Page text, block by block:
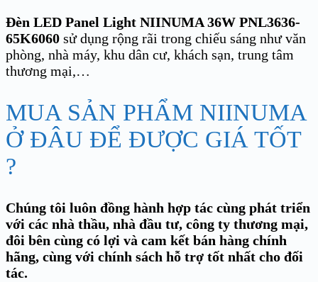
Đèn LED Panel Light NIINUMA 36W PNL3636-
65K6060 sử dụng rộng rãi trong chiếu sáng như văn
phòng, nhà máy, khu dân cư, khách sạn, trung tâm
thương mại,…
MUA SẢN PHẨM NIINUMA
Ở ĐÂU ĐỂ ĐƯỢC GIÁ TỐT
?
Chúng tôi luôn đồng hành hợp tác cùng phát triển
với các nhà thầu, nhà đầu tư, công ty thương mại,
đôi bên cùng có lợi và cam kết bán hàng chính
hãng, cùng với chính sách hỗ trợ tốt nhất cho đối
tác.